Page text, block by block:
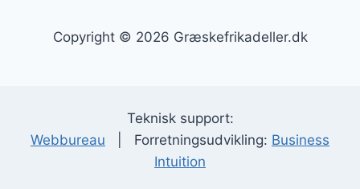
Copyright © 2026 Græskefrikadeller.dk
Teknisk support:
Webbureau | Forretningsudvikling: Business
Intuition